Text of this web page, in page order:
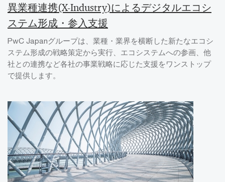
異業種連携(X-Industry)によるデジタルエコシ
ステム形成・参入支援
PwC Japanグループは、業種・業界を横断した新たなエコシ
ステム形成の戦略策定から実行、エコシステムへの参画、他
社との連携など各社の事業戦略に応じた支援をワンストップ
で提供します。